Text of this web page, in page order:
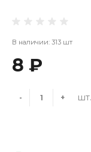
В наличии: 313 шт
8 ₽
- + шт.